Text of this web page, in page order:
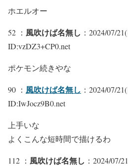
ホエルオー
52 ： 風吹けば名無し ：2024/07/
ID:vzDZ3+CP0.net
ポケモン続きやな
90 ： 風吹けば名無し ：2024/07/
ID:IwJocz9B0.net
上手いな
よくこんな短時間で描けるわ
112 ： 風吹けば名無し ：2024/07/